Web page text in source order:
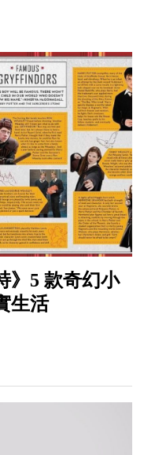
》5 款奇幻小
生活